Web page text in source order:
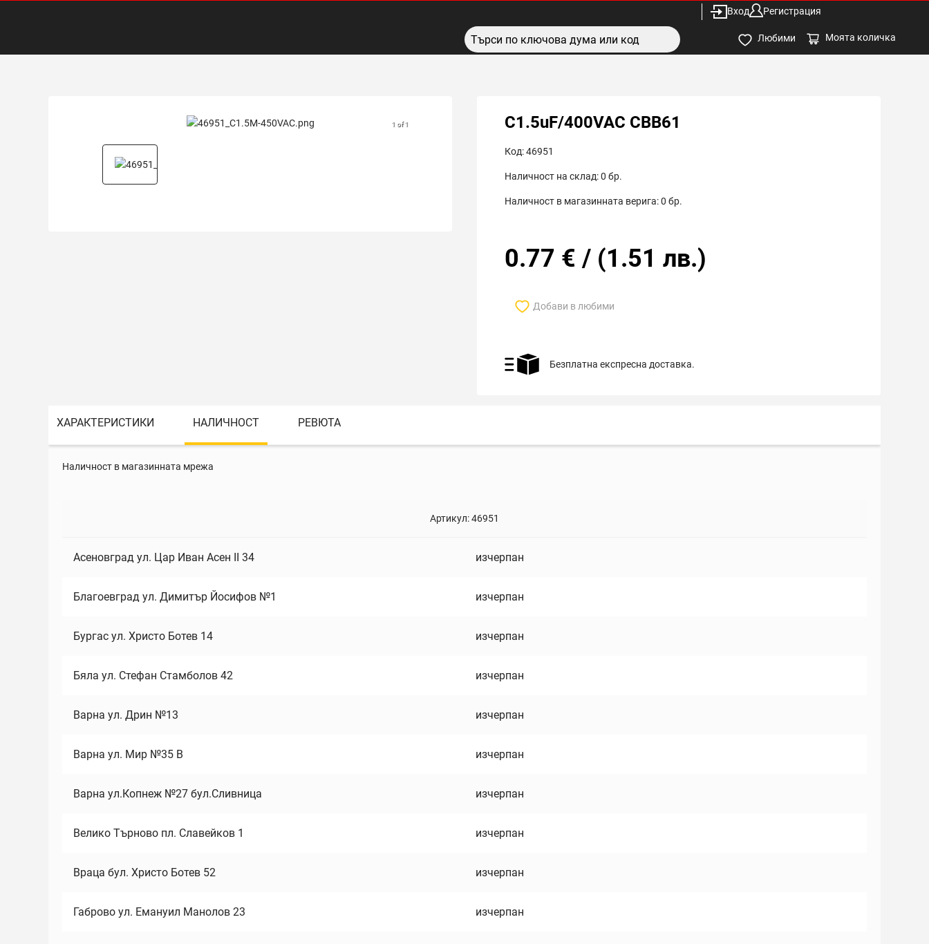
Вход Регистрация
Любими Моята количка
1 of 1 C1.5uF/400VAC CBB61
Код:46951
Наличност на склад:0 бр.
Наличност в магазинната верига:0 бр.
0.77 € / (1.51 лв.)
Добави в любими
Безплатна експресна доставка.
ХАРАКТЕРИСТИКИ НАЛИЧНОСТ РЕВЮТА
Наличност в магазинната мрежа
Артикул:46951
Асеновград ул. Цар Иван Асен II 34 изчерпан
Благоевград ул. Димитър Йосифов №1 изчерпан
Бургас ул. Христо Ботев 14 изчерпан
Бяла ул. Стефан Стамболов 42 изчерпан
Варна ул. Дрин №13 изчерпан
Варна ул. Мир №35 В изчерпан
Варна ул.Копнеж №27 бул.Сливница изчерпан
Велико Търново пл. Славейков 1 изчерпан
Враца бул. Христо Ботев 52 изчерпан
Габрово ул. Емануил Манолов 23 изчерпан